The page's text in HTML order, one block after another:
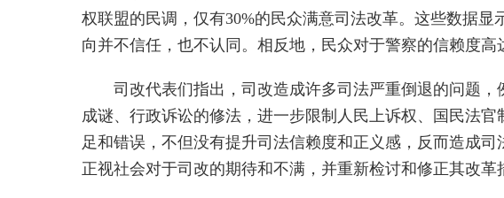
权联盟的民调，仅有30%的民众满意司法改革。这些数据显
向并不信任，也不认同。相反地，民众对于警察的信赖度高
司改代表们指出，司改造成许多司法严重倒退的问题
成谜、行政诉讼的修法，进一步限制人民上诉权、国民法
足和错误，不但没有提升司法信赖度和正义感，反而造成
正视社会对于司改的期待和不满，并重新检讨和修正其改革